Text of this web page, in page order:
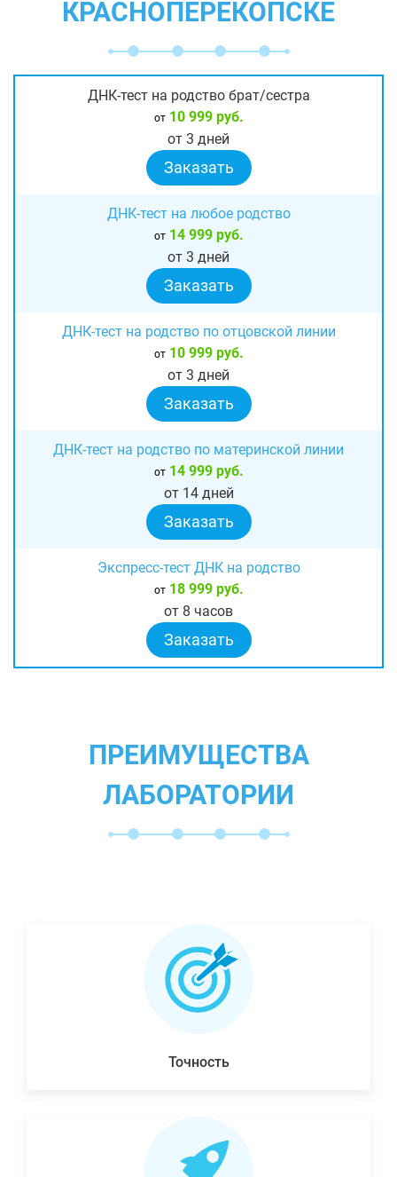
КРАСНОПЕРЕКОПСКЕ
ДНК-тест на родство брат/сестра
от10 999 руб.
от 3 дней
Заказать
ДНК-тест на любое родство
от14 999 руб.
от 3 дней
Заказать
ДНК-тест на родство по отцовской линии
от10 999 руб.
от 3 дней
Заказать
ДНК-тест на родство по материнской линии
от14 999 руб.
от 14 дней
Заказать
Экспресс-тест ДНК на родство
от18 999 руб.
от 8 часов
Заказать
ПРЕИМУЩЕСТВА
ЛАБОРАТОРИИ
Точность